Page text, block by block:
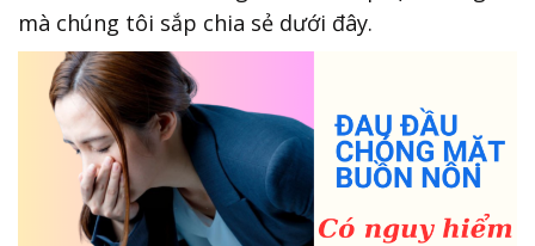
mà chúng tôi sắp chia sẻ dưới đây.